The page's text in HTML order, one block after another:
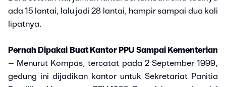
ada 15 lantai, lalu jadi 28 lantai, hampir sampai dua kali
lipatnya.
Pernah Dipakai Buat Kantor PPU Sampai Kementerian
– Menurut Kompas, tercatat pada 2 September 1999,
gedung ini dijadikan kantor untuk Sekretariat Panitia